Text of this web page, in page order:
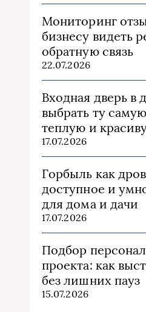
Мониторинг
бизнесу видеть
обратную связь
22.07.2026
Входная дверь в
выбрать ту
теплую и
17.07.2026
Горбыль как
доступное и
для дома и дачи
17.07.2026
Подбор
проекта: как
без лишних пауз
15.07.2026